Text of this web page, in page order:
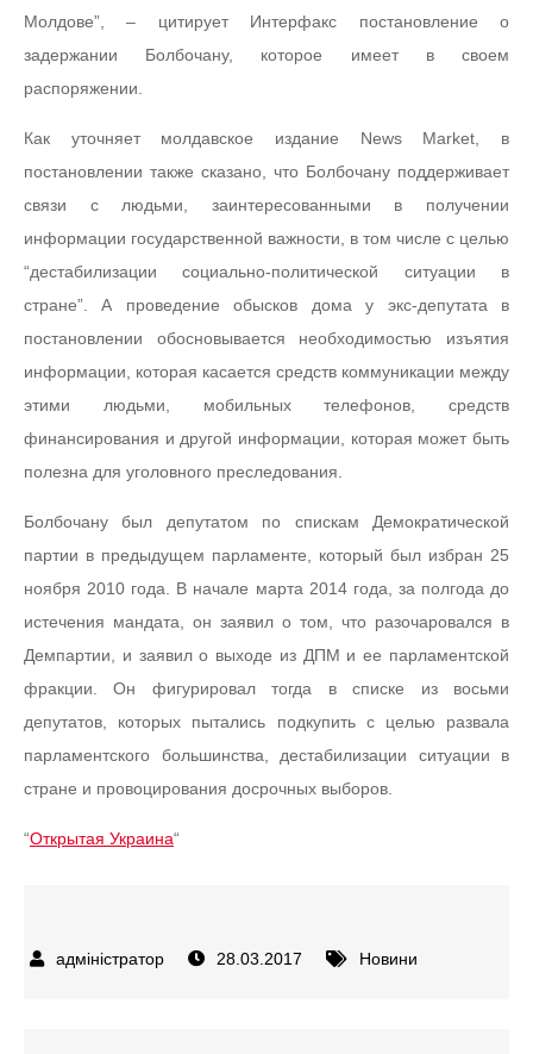
Молдове”, – цитирует Интерфакс постановление о
задержании Болбочану, которое имеет в своем
распоряжении.
Как уточняет молдавское издание News Market, в
постановлении также сказано, что Болбочану поддерживает
связи с людьми, заинтересованными в получении
информации государственной важности, в том числе с целью
“дестабилизации социально-политической ситуации в
стране”. А проведение обысков дома у экс-депутата в
постановлении обосновывается необходимостью изъятия
информации, которая касается средств коммуникации между
этими людьми, мобильных телефонов, средств
финансирования и другой информации, которая может быть
полезна для уголовного преследования.
Болбочану был депутатом по спискам Демократической
партии в предыдущем парламенте, который был избран 25
ноября 2010 года. В начале марта 2014 года, за полгода до
истечения мандата, он заявил о том, что разочаровался в
Демпартии, и заявил о выходе из ДПМ и ее парламентской
фракции. Он фигурировал тогда в списке из восьми
депутатов, которых пытались подкупить с целью развала
парламентского большинства, дестабилизации ситуации в
стране и провоцирования досрочных выборов.
“Открытая Украина“
28.03.2017 Новини